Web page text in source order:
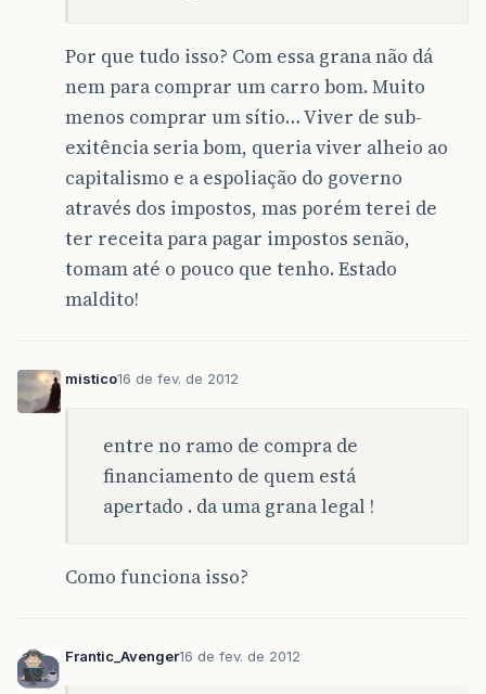
Por que tudo isso? Com essa grana não dá
nem para comprar um carro bom. Muito
menos comprar um sítio… Viver de sub-
exitência seria bom, queria viver alheio ao
capitalismo e a espoliação do governo
através dos impostos, mas porém terei de
ter receita para pagar impostos senão,
tomam até o pouco que tenho. Estado
maldito!
mistico16 de fev. de 2012
entre no ramo de compra de
financiamento de quem está
apertado . da uma grana legal !
Como funciona isso?
Frantic_Avenger16 de fev. de 2012